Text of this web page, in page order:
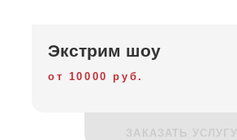
Экстрим шоу
от 10000 руб.
ЗАКАЗАТЬ УСЛУГУ